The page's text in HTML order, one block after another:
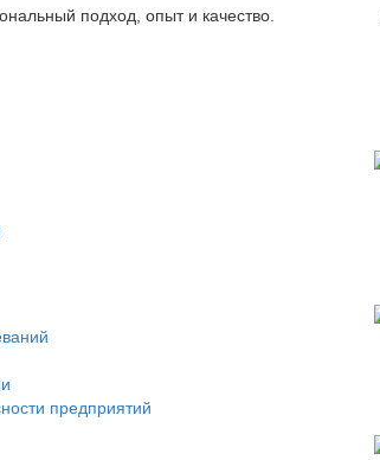
подход, опыт и качество.
предприятий